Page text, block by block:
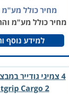
מחיר כולל מע"מ
מחיר כולל מע"מ
למידע נוסף
Cargo 2